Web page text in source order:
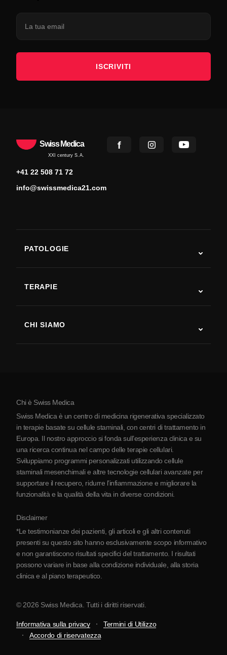
ISCRIVITI
Swiss Medica
XXI century S.A.
+41 22 508 71 72
info@swissmedica21.com
PATOLOGIE
Malattia di Parkinson
Artrite
TERAPIE
CHI SIAMO
La Serbia
Partnership
Chi è Swiss Medica
Swiss Medica è un centro di medicina rigenerativa specializzato
in terapie basate su cellule staminali, con centri di trattamento in
Europa. Il nostro approccio si fonda sull’esperienza clinica e su
una ricerca continua nel campo delle terapie cellulari.
Sviluppiamo programmi personalizzati utilizzando cellule
staminali mesenchimali e altre tecnologie cellulari avanzate per
supportare il recupero, ridurre l’infiammazione e migliorare la
funzionalità e la qualità della vita in diverse condizioni.
Disclaimer
*Le testimonianze dei pazienti, gli articoli e gli altri contenuti
presenti su questo sito hanno esclusivamente scopo informativo
e non garantiscono risultati specifici del trattamento. I risultati
possono variare in base alla condizione individuale, alla storia
clinica e al piano terapeutico.
© 2026 Swiss Medica. Tutti i diritti riservati.
Informativa sulla privacy
Termini di Utilizzo
Accordo di riservatezza